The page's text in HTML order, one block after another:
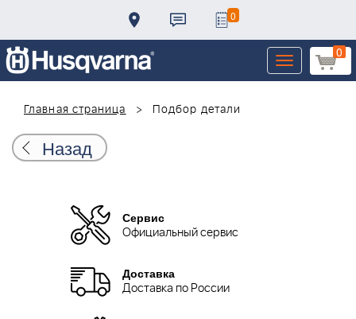
0
0
Toggle
navigation
Главная страница
Подбор детали
Назад
Сервис
Официальный сервис
Доставка
Доставка по России